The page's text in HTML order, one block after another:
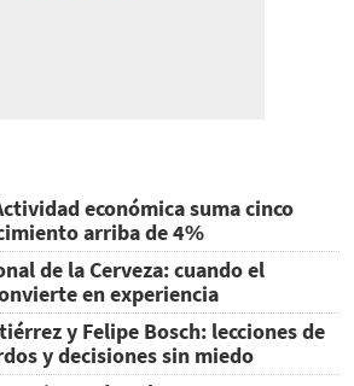
económica suma cinco
arriba de 4%
de la Cerveza: cuando el
en experiencia
y Felipe Bosch: lecciones de
y decisiones sin miedo